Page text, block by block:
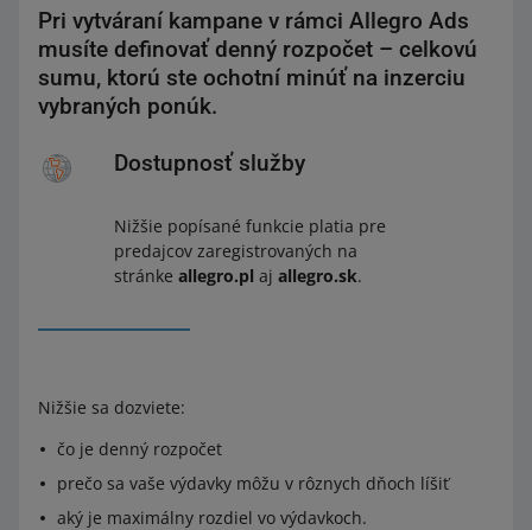
Pri vytváraní kampane v rámci Allegro Ads
musíte definovať denný rozpočet – celkovú
sumu, ktorú ste ochotní minúť na inzerciu
vybraných ponúk.
Dostupnosť služby
Nižšie popísané funkcie platia pre
predajcov zaregistrovaných na
stránke allegro.pl aj allegro.sk.
Nižšie sa dozviete:
čo je denný rozpočet
prečo sa vaše výdavky môžu v rôznych dňoch líšiť
aký je maximálny rozdiel vo výdavkoch.